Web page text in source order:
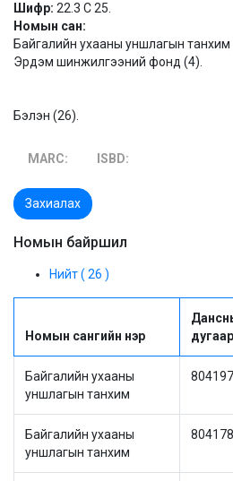
Шифр: 22.3 С 25.
Номын сан:
Байгалийн ухааны уншлагын танхим
Эрдэм шинжилгээний фонд (4).
Бэлэн (26).
MARC: ISBD:
Захиалах
Номын байршил
Нийт ( 26 )
Номын сангийн нэр
дугаар
Байгалийн ухааны
уншлагын танхим
804197
Байгалийн ухааны
уншлагын танхим
804178